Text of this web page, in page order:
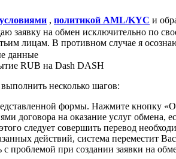
условиями , политикой AML/KYC и
заявку на обмен исключительно по
лицам. В противном случае я
данные
RUB на Dash DASH
несколько шагов:
формы. Нажмите кнопку
договора на оказание услуг
следует совершить перевод
действий, система переместит
с проблемой при создании заявки на